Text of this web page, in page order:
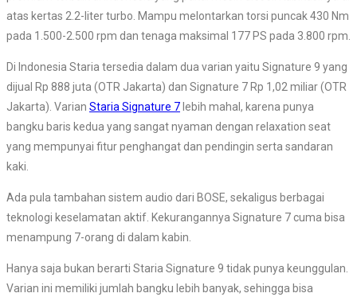
atas kertas 2.2-liter turbo. Mampu melontarkan torsi puncak 430 Nm
pada 1.500-2.500 rpm dan tenaga maksimal 177 PS pada 3.800 rpm.
Di Indonesia Staria tersedia dalam dua varian yaitu Signature 9 yang
dijual Rp 888 juta (OTR Jakarta) dan Signature 7 Rp 1,02 miliar (OTR
Jakarta). Varian Staria Signature 7 lebih mahal, karena punya
bangku baris kedua yang sangat nyaman dengan relaxation seat
yang mempunyai fitur penghangat dan pendingin serta sandaran
kaki.
Ada pula tambahan sistem audio dari BOSE, sekaligus berbagai
teknologi keselamatan aktif. Kekurangannya Signature 7 cuma bisa
menampung 7-orang di dalam kabin.
Hanya saja bukan berarti Staria Signature 9 tidak punya keunggulan.
Varian ini memiliki jumlah bangku lebih banyak, sehingga bisa